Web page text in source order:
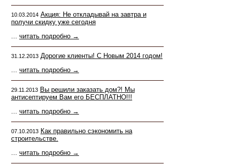
10.03.2014 Акция: Не откладывай на завтра и
получи скидку уже сегодня
... читать подробно →
31.12.2013 Дорогие клиенты! С Новым 2014 годом!
... читать подробно →
29.11.2013 Вы решили заказать дом?! Мы
антисептируем Вам его БЕСПЛАТНО!!!
... читать подробно →
07.10.2013 Как правильно сэкономить на
строительстве.
... читать подробно →